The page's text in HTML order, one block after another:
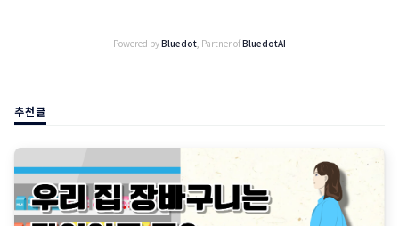
Powered byBluedot , Partner ofBluedotAI
추천글